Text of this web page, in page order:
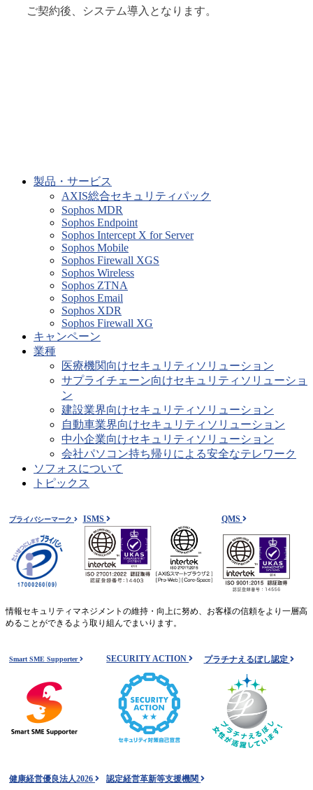
ご契約後、システム導入となります。
製品・サービス
AXIS総合セキュリティパック
Sophos MDR
Sophos Endpoint
Sophos Intercept X for Server
Sophos Mobile
Sophos Firewall XGS
Sophos Wireless
Sophos ZTNA
Sophos Email
Sophos XDR
Sophos Firewall XG
キャンペーン
業種
医療機関向けセキュリティソリューション
サプライチェーン向けセキュリティソリューショ
ン
建設業界向けセキュリティソリューション
自動車業界向けセキュリティソリューション
中小企業向けセキュリティソリューション
会社パソコン持ち帰りによる安全なテレワーク
ソフォスについて
トピックス
プライバシーマーク ISMS QMS
情報セキュリティマネジメントの維持・向上に努め、お客様の信頼をより一層高
めることができるよう取り組んでまいります。
Smart SME Supporter SECURITY ACTION プラチナえるぼし認定
健康経営優良法人2026 認定経営革新等支援機関